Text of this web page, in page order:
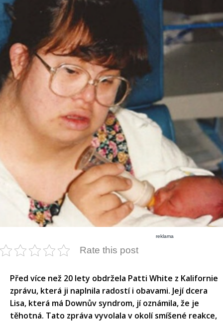
reklama
Rate this post
Před více než 20 lety obdržela Patti White z Kalifornie
zprávu, která ji naplnila radostí i obavami. Její dcera
Lisa, která má Downův syndrom, jí oznámila, že je
těhotná. Tato zpráva vyvolala v okolí smíšené reakce,